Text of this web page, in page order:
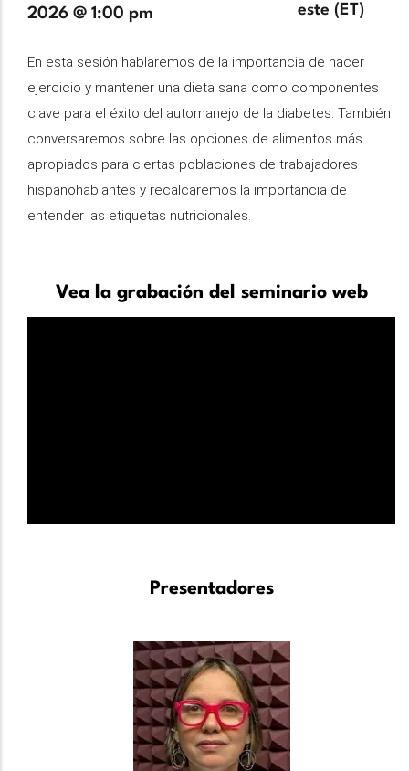
2026 @ 1:00 pm horaria
este (ET)
Description
En esta sesión hablaremos de la importancia de hacer
ejercicio y mantener una dieta sana como componentes
clave para el éxito del automanejo de la diabetes. También
conversaremos sobre las opciones de alimentos más
apropiados para ciertas poblaciones de trabajadores
hispanohablantes y recalcaremos la importancia de
entender las etiquetas nutricionales.
Vea la grabación del seminario web
Presentadores